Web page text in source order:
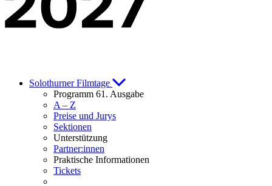
Solothurner Filmtage
Programm 61. Ausgabe
A – Z
Preise und Jurys
Sektionen
Unterstützung
Partner:innen
Praktische Informationen
Tickets